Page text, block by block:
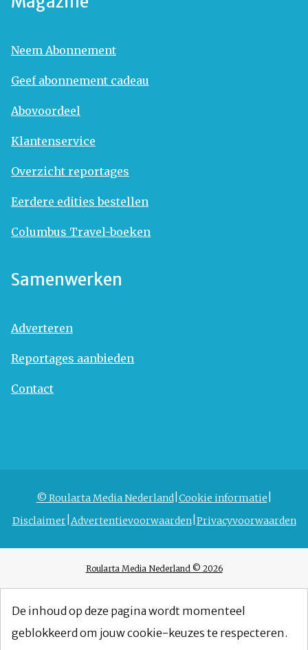
Neem Abonnement
Geef abonnement cadeau
Abovoordeel
Klantenservice
Overzicht reportages
Eerdere edities bestellen
Columbus Travel-boeken
Samenwerken
Adverteren
Reportages aanbieden
Contact
© Roularta Media Nederland Cookie informatie
Disclaimer Advertentievoorwaarden Privacyvoorwaarden
Roularta Media Nederland © 2026
De inhoud op deze pagina wordt momenteel
geblokkeerd om jouw cookie-keuzes te respecteren.